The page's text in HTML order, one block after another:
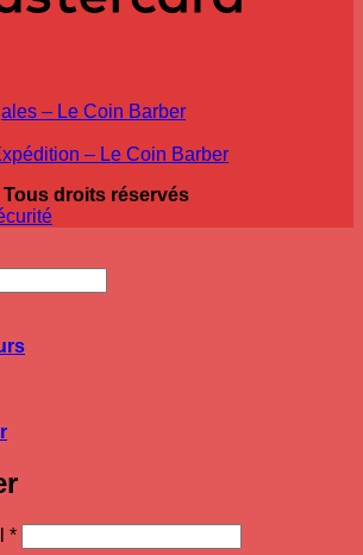
– Le Coin Barber
– Le Coin Barber
Tous droits réservés
*Obligatoire